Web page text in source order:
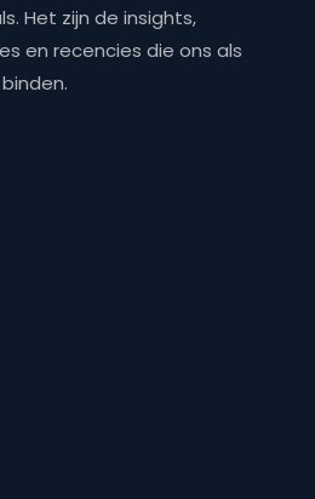
Het zijn de insights,
en recencies die ons als